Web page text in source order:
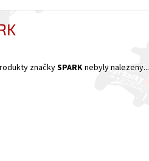
značkySPARKnebyly nalezeny...